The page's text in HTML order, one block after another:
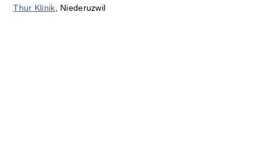
Thur Klinik
Niederuzwil